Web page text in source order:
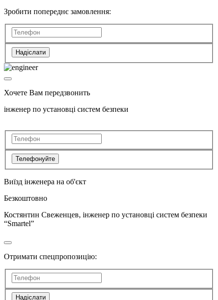
Зробити попереднє замовлення:
Надіслати
Хочете Вам передзвонить
інженер по установці систем безпеки
Телефонуйте
Виїзд інженера на об'єкт
Безкоштовно
Костянтин Свеженцев, інженер по установці систем безпеки
“Smartel”
Отримати спецпропозицію:
Надіслати